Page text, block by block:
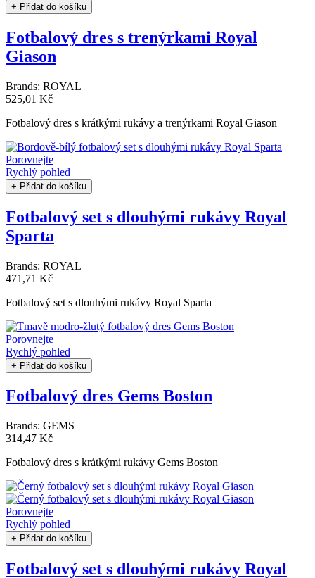
+ Přidat do košíku
Fotbalový dres s trenýrkami Royal
Giason
Brands: ROYAL
525,01 Kč
Fotbalový dres s krátkými rukávy a trenýrkami Royal Giason
Porovnejte
Rychlý pohled
+ Přidat do košíku
Fotbalový set s dlouhými rukávy Royal
Sparta
Brands: ROYAL
471,71 Kč
Fotbalový set s dlouhými rukávy Royal Sparta
Porovnejte
Rychlý pohled
+ Přidat do košíku
Fotbalový dres Gems Boston
Brands: GEMS
314,47 Kč
Fotbalový dres s krátkými rukávy Gems Boston
Porovnejte
Rychlý pohled
+ Přidat do košíku
Fotbalový set s dlouhými rukávy Royal